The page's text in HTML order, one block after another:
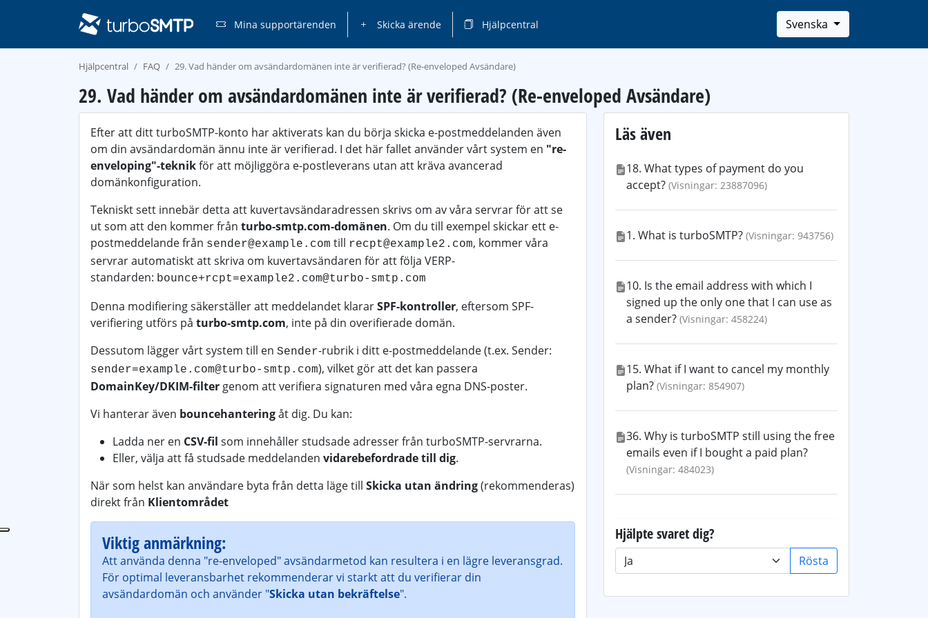
Mina supportärenden Skicka ärende Hjälpcentral Svenska
Hjälpcentral FAQ 29. Vad händer om avsändardomänen inte är verifierad? (Re-enveloped Avsändare)
29. Vad händer om avsändardomänen inte är verifierad? (Re-enveloped Avsändare)
Efter att ditt turboSMTP-konto har aktiverats kan du börja skicka e-postmeddelanden även
om din avsändardomän ännu inte är verifierad. I det här fallet använder vårt system en "re-
enveloping"-teknikför att möjliggöra e-postleverans utan att kräva avancerad
domänkonfiguration.
Tekniskt sett innebär detta att kuvertavsändaradressen skrivs om av våra servrar för att se
ut som att den kommer från turbo-smtp.com-domänen. Om du till exempel skickar ett e-
postmeddelande från sender@example.com till recpt@example2.com, kommer våra
servrar automatiskt att skriva om kuvertavsändaren för att följa VERP-
standarden: bounce+rcpt=example2.com@turbo-smtp.com
Denna modifiering säkerställer att meddelandet klararSPF-kontroller, eftersom SPF-
verifiering utförs på turbo-smtp.com, inte på din overifierade domän.
Dessutom lägger vårt system till en Sender-rubrik i ditt e-postmeddelande (t.ex. Sender:
sender=example.com@turbo-smtp.com), vilket gör att det kan passera
DomainKey/DKIM-filter genom att verifiera signaturen med våra egna DNS-poster.
Vi hanterar även bouncehanteringåt dig. Du kan:
Ladda ner en CSV-fil som innehåller studsade adresser från turboSMTP-servrarna.
Eller, välja att få studsade meddelanden vidarebefordrade till dig.
När som helst kan användare byta från detta läge till Skicka utan ändring(rekommenderas)
direkt från Klientområdet
Viktig anmärkning:
Att använda denna "re-enveloped" avsändarmetod kan resultera i en lägre leveransgrad.
För optimal leveransbarhet rekommenderar vi starkt att du verifierar din
avsändardomän och använder "Skicka utan bekräftelse".
Läs även
18. What types of payment do you
accept? (Visningar: 23887096)
1. What is turboSMTP? (Visningar: 943756)
10. Is the email address with which I
signed up the only one that I can use as
a sender? (Visningar: 458224)
15. What if I want to cancel my monthly
plan? (Visningar: 854907)
36. Why is turboSMTP still using the free
emails even if I bought a paid plan?
(Visningar: 484023)
Hjälpte svaret dig?
Rösta